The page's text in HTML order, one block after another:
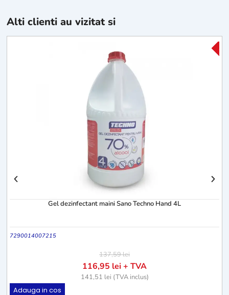
Alti clienti au vizitat si
-
-
Gel dezinfectant maini Sano Techno Hand 4L
7290014007215
137,59lei
116,95 lei+ TVA
141,51 lei (TVA inclus)
Adauga in cos